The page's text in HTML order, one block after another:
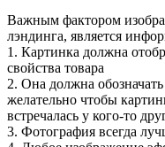
Важным фактором
лэндинга, является
1. Картинка должна
свойства товара
2. Она должна
желательно чтобы
встречалась у кого-то
3. Фотография всегда